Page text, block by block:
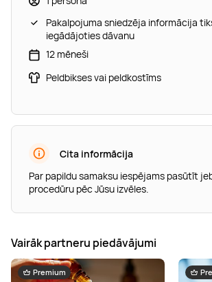
Pakalpojuma sniedzēja informācija
iegādājoties dāvanu
12 mēneši
Peldbikses vai peldkostīms
Cita informācija
Par papildu samaksu iespējams pasūtīt
procedūru pēc Jūsu izvēles.
Vairāk partneru piedāvājumi
Premium